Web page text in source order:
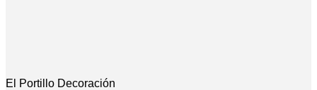
El Portillo Decoración